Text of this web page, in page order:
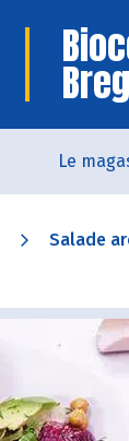
Le
Salade